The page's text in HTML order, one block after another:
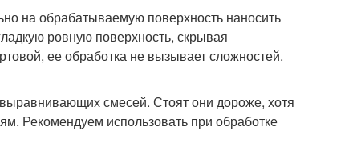
на обрабатываемую поверхность наносить
ровную поверхность, скрывая
ее обработка не вызывает сложностей.
смесей. Стоят они дороже, хотя
Рекомендуем использовать при обработке